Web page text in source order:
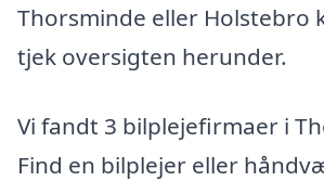
Thorsminde eller Holstebro
tjek oversigten herunder.
Vi fandt 3 bilplejefirmaer i
Find en bilplejer eller